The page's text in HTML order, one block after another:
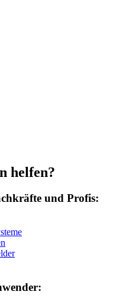
helfen?
und Profis: